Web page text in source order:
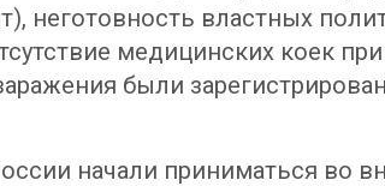
властных
медицинских коек
были
начали приниматься во